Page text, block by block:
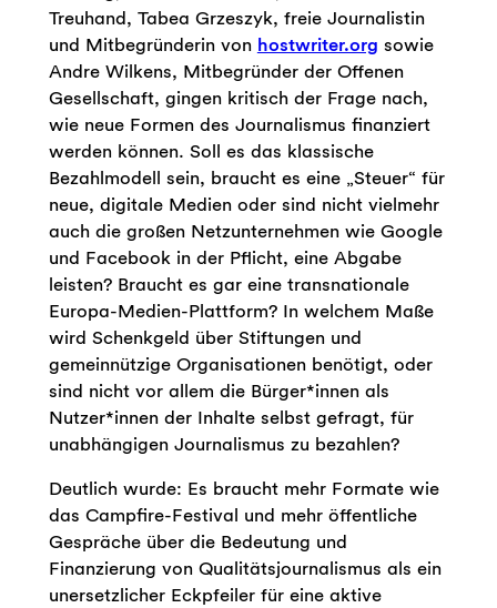
Treuhand, Tabea Grzeszyk, freie Journalistin
und Mitbegründerin von hostwriter.org sowie
Andre Wilkens, Mitbegründer der Offenen
Gesellschaft, gingen kritisch der Frage nach,
wie neue Formen des Journalismus finanziert
werden können. Soll es das klassische
Bezahlmodell sein, braucht es eine „Steuer“ für
neue, digitale Medien oder sind nicht vielmehr
auch die großen Netzunternehmen wie Google
und Facebook in der Pflicht, eine Abgabe
leisten? Braucht es gar eine transnationale
Europa-Medien-Plattform? In welchem Maße
wird Schenkgeld über Stiftungen und
gemeinnützige Organisationen benötigt, oder
sind nicht vor allem die Bürger*innen als
Nutzer*innen der Inhalte selbst gefragt, für
unabhängigen Journalismus zu bezahlen?
Deutlich wurde: Es braucht mehr Formate wie
das Campfire-Festival und mehr öffentliche
Gespräche über die Bedeutung und
Finanzierung von Qualitätsjournalismus als ein
unersetzlicher Eckpfeiler für eine aktive